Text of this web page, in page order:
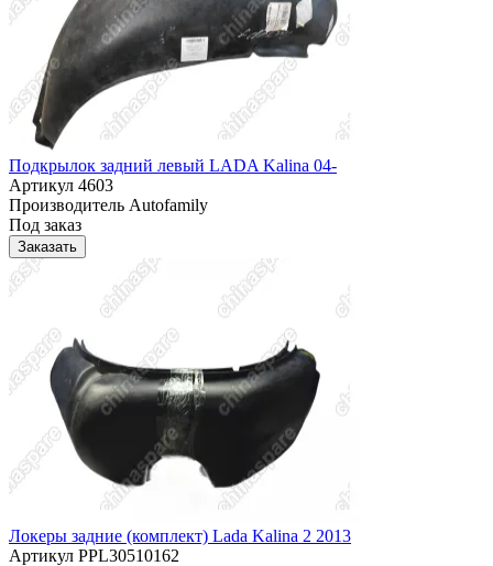
Подкрылок задний левый LADA Kalina 04-
Артикул 4603
Производитель Autofamily
Под заказ
Заказать
Локеры задние (комплект) Lada Kalina 2 2013
Артикул PPL30510162